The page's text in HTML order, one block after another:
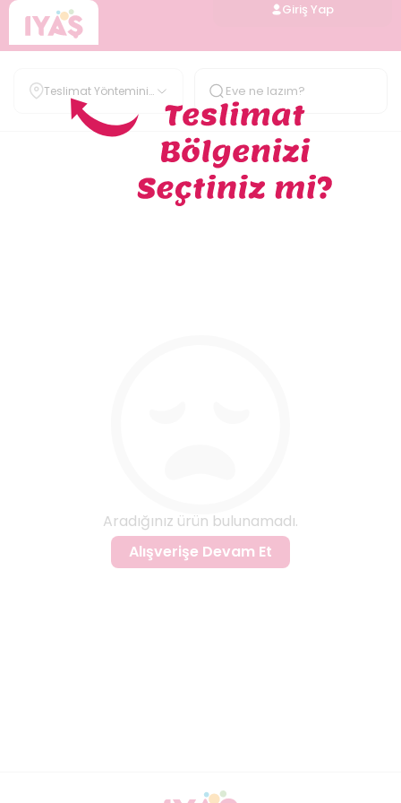
Giriş Yap
Teslimat Yöntemini
Belirle
Aradığınız ürün bulunamadı.
Alışverişe Devam Et